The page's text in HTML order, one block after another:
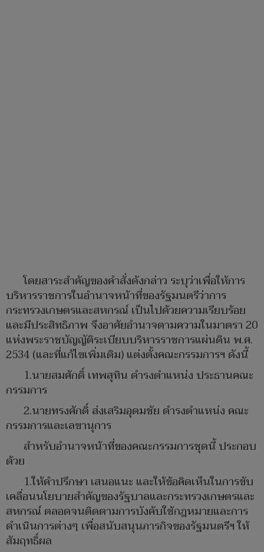
​โดยสาระสำคัญของคำสั่งดังกล่าว ระบุว่าเพื่อให้การ
บริหารราชการในอำนาจหน้าที่ของรัฐมนตรีว่าการ
กระทรวงเกษตรและสหกรณ์ เป็นไปด้วยความเรียบร้อย
และมีประสิทธิภาพ จึงอาศัยอำนาจตามความในมาตรา 20
แห่งพระราชบัญญัติระเบียบบริหารราชการแผ่นดิน พ.ศ.
2534 (และที่แก้ไขเพิ่มเติม) แต่งตั้งคณะกรรมการฯ ดังนี้
1.นายสมศักดิ์ เทพสุทิน ดำรงตำแหน่ง ประธานคณะ
กรรมการ
2.นายทรงศักดิ์ ส่งเสริมอุดมชัย ดำรงตำแหน่ง คณะ
กรรมการและเลขานุการ
สำหรับอำนาจหน้าที่ของคณะกรรมการชุดนี้ ประกอบ
ด้วย
​1.ให้คำปรึกษา เสนอแนะ และให้ข้อคิดเห็นในการขับ
เคลื่อนนโยบายสำคัญของรัฐบาลและกระทรวงเกษตรและ
สหกรณ์ ตลอดจนติดตามการบังคับใช้กฎหมายและการ
ดำเนินการต่างๆ เพื่อสนับสนุนภารกิจของรัฐมนตรีฯ ให้
สัมฤทธิ์ผล